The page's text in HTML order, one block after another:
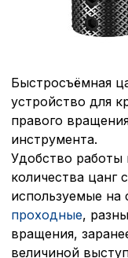
Быстросъёмная
устройство для
правого
инструмента.
Удобство работы
количества цанг
используемые на
проходные,
вращения,
величиной